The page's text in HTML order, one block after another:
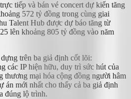
tiếp và bán vé concert dự kiến tăng
572 tỷ đồng trong cùng giai
Talent Hub được dự báo tăng từ
lên khoảng 805 tỷ đồng vào năm
trên ba giả định cốt lõi:
các IP hiện hữu, duy trì sức hút của
thương mại hóa cộng đồng người hâm
án mới nhất cho thấy cả ba giả định
đúng lộ trình.